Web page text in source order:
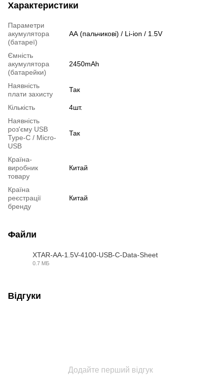
Характеристики
Параметри
акумулятора
(батареї)
АА (пальчикові) / Li-ion / 1.5V
Ємність
акумулятора
(батарейки)
2450mAh
Наявність
плати захисту
Так
Кількість
4шт.
Наявність
роз'єму USB
Type-C / Micro-
USB
Так
Країна-
виробник
товару
Китай
Країна
реєстрації
бренду
Китай
Файли
XTAR-AA-1.5V-4100-USB-C-Data-Sheet
0.7 МБ
Відгуки
Додайте перший відгук